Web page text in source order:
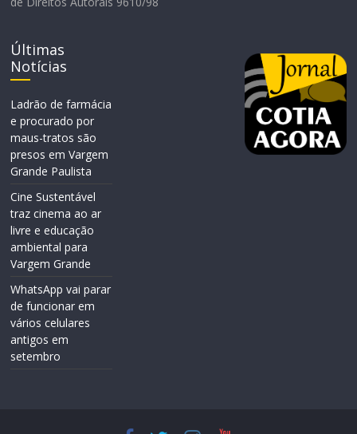
Últimas
Notícias
Ladrão de farmácia
e procurado por
maus-tratos são
presos em Vargem
Grande Paulista
Cine Sustentável
traz cinema ao ar
livre e educação
ambiental para
Vargem Grande
WhatsApp vai parar
de funcionar em
vários celulares
antigos em
setembro